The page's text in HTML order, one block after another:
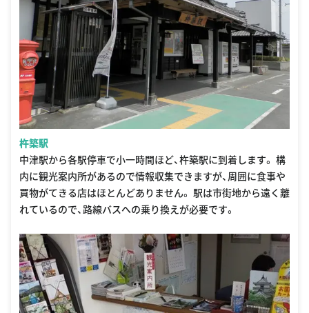
杵築駅
中津駅から各駅停車で小一時間ほど、杵築駅に到着します。 構
内に観光案内所があるので情報収集できますが、周囲に食事や
買物がてきる店はほとんどありません。 駅は市街地から遠く離
れているので、路線バスへの乗り換えが必要です。